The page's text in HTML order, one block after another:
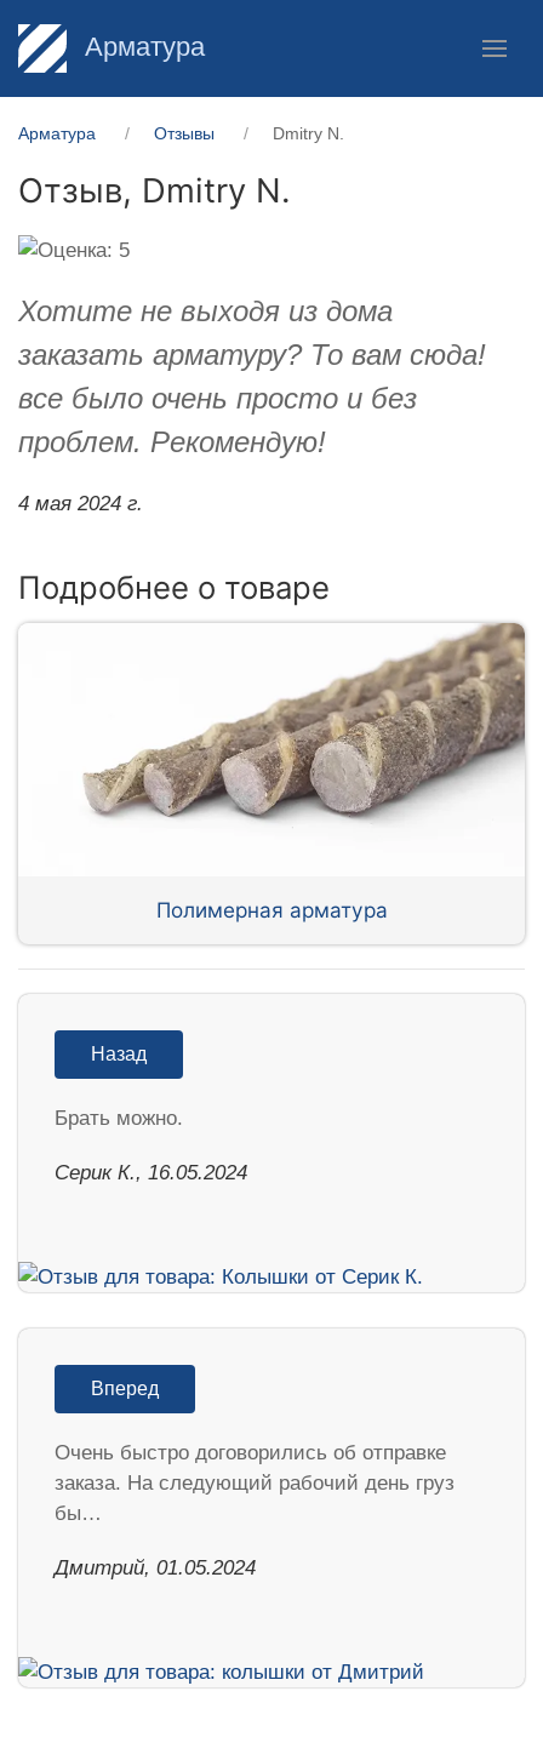
Арматура
Арматура Отзывы ​Dmitry N.
Отзыв, ​Dmitry N.
Хотите не выходя из дома
заказать арматуру? То вам сюда!
все было очень просто и без
проблем. Рекомендую!
4 мая 2024 г.
Подробнее о товаре
Полимерная арматура
Назад
Брать можно.
Серик К., 16.05.2024
Вперед
Очень быстро договорились об отправке
заказа. На следующий рабочий день груз
бы…
Дмитрий, 01.05.2024